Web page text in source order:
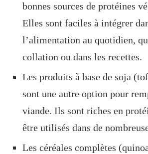
bonnes sources de protéines
Elles sont faciles à intégrer
l’alimentation au quotidien,
collation ou dans les recettes.
Les produits à base de soja
sont une autre option pour
viande. Ils sont riches en
être utilisés dans de
Les céréales complètes